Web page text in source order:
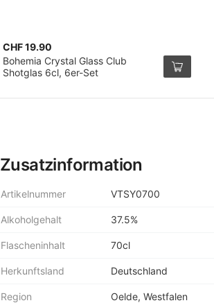
CHF 19.90
Bohemia Crystal Glass Club
Shotglas 6cl, 6er-Set
Zusatzinformation
Artikelnummer VTSY0700
Alkoholgehalt 37.5%
Flascheninhalt 70cl
Herkunftsland Deutschland
Region Oelde, Westfalen